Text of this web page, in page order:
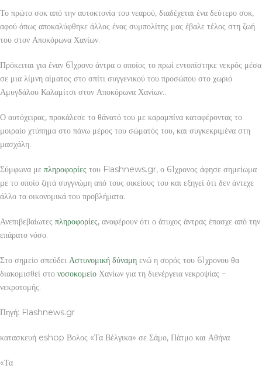
Το πρώτο σοκ από την αυτοκτονία του νεαρού, διαδέχεται ένα δεύτερο σοκ,
αφού όπως αποκαλύφθηκε άλλος ένας συμπολίτης μας έβαλε τέλος στη ζωή
του στον Αποκόρωνα Χανίων.
Πρόκειται για έναν 61χρονο άντρα ο οποίος το πρωί εντοπίστηκε νεκρός μέσα
σε μια λίμνη αίματος στο σπίτι συγγενικού του προσώπου στο χωριό
Αμυγδάλου Καλαμίτσι στον Αποκόρωνα Χανίων..
Ο αυτόχειρας, προκάλεσε το θάνατό του με καραμπίνα καταφέροντας το
μοιραίο χτύπημα στο πάνω μέρος του σώματός του, και συγκεκριμένα στη
μασχάλη.
Σύμφωνα με πληροφορίες του Flashnews.gr, ο 61χρονος άφησε σημείωμα
με το οποίο ζητά συγγνώμη από τους οικείους του και εξηγεί ότι δεν άντεχε
άλλο τα οικονομικά του προβλήματα.
Ανεπιβεβαίωτες πληροφορίες, αναφέρουν ότι ο άτυχος άντρας έπασχε από την
επάρατο νόσο.
Στο σημείο σπεύδει Αστυνομική δύναμη ενώ η σορός του 61χρονου θα
διακομισθεί στο νοσοκομείο Χανίων για τη διενέργεια νεκροψίας –
νεκροτομής.
Πηγή: Flashnews.gr
κατασκευή eshop Βολος «Τα Βέλγικα» σε Σάμο, Πάτμο και Αθήνα
«Τα